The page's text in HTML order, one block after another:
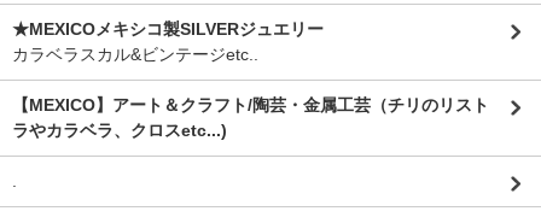
★MEXICOメキシコ製SILVERジュエリー
カラベラスカル&ビンテージetc..
【MEXICO】アート＆クラフト/陶芸・金属工芸（チリのリスト
ラやカラベラ、クロスetc...)
.